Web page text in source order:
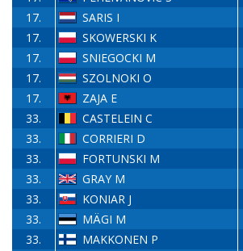
17.
SARIS I
17.
SKOWERSKI K
17.
SNIEGOCKI M
17.
SZOLNOKI O
17.
ZAJA E
33.
CASTELEIN C
33.
CORRIERI D
33.
FORTUNSKI M
33.
GRAY M
33.
KONIAR J
33.
MÄGI M
33.
MAKKONEN P